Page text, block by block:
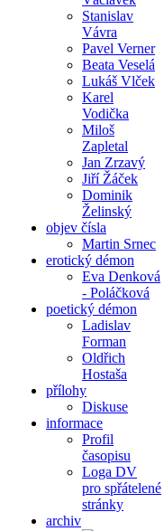
Stanislav
Vávra
Pavel Verner
Beata Veselá
Lukáš Vlček
Karel
Vodička
Miloš
Zapletal
Jan Zrzavý
Jiří Žáček
Dominik
Želinský
objev čísla
Martin Srnec
erotický démon
Eva Denková
- Poláčková
poetický démon
Ladislav
Forman
Oldřich
Hostaša
přílohy
Diskuse
informace
Profil
časopisu
Loga DV
pro spřátelené
stránky
archiv